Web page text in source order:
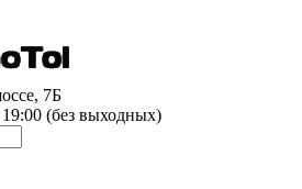
7Б
(без выходных)